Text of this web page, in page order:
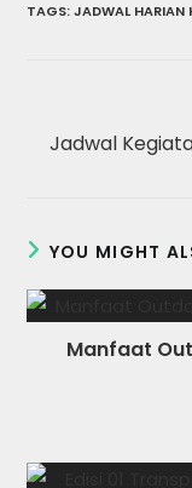
TAGS:JADWAL HARIAN
articles
Jadwal
YOU MIGHT
Manfaat